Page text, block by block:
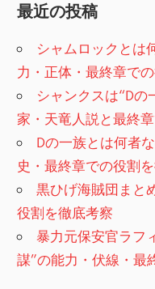
最近の投稿
シャムロックとは
力・正体・最終章で
シャンクスは“Dの
家・天竜人説と最終
Dの一族とは何者
史・最終章での役割
黒ひげ海賊団まと
役割を徹底考察
暴力元保安官ラフ
謀”の能力・伏線・最